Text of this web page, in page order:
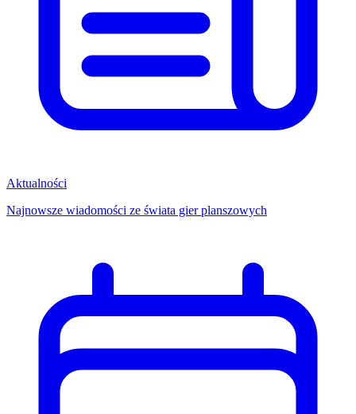
Aktualności
Najnowsze wiadomości ze świata gier planszowych